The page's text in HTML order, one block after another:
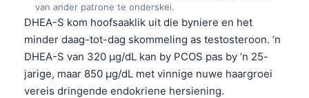
van ander patrone te onderskei.
DHEA-S kom hoofsaaklik uit die byniere en het
minder daag-tot-dag skommeling as testosteroon. ’n
DHEA-S van 320 µg/dL kan by PCOS pas by ’n 25-
jarige, maar 850 µg/dL met vinnige nuwe haargroei
vereis dringende endokriene hersiening.
Українська
O‘zbekcha
Català
Қазақ тілі